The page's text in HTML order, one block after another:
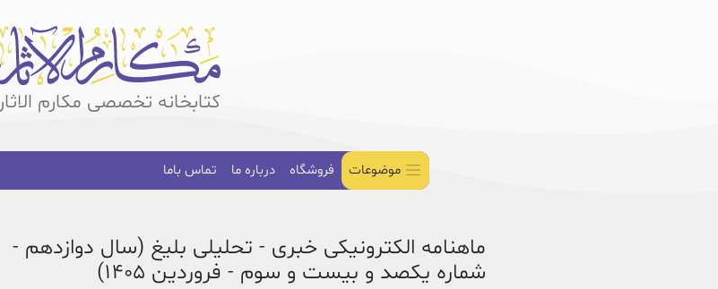
کتابخانه تخصصی مکارم الاثار
موضوعات فروشگاه درباره ما تماس باما
ماهنامه الکترونیکی خبری - تحلیلی بلیغ (سال دوازدهم -
شماره یکصد و بیست و سوم - فروردین 1405)